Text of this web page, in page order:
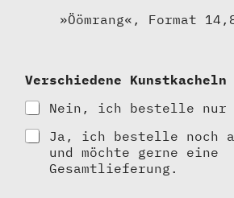
»Öömrang«, Format
Verschiedene
Nein, ich bestelle nur
Ja, ich bestelle noch
und möchte gerne eine
Gesamtlieferung.